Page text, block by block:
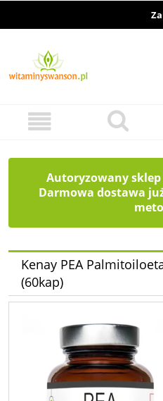
Autoryzowany sklep
Darmowa dostawa
Kenay PEA
(60kap)